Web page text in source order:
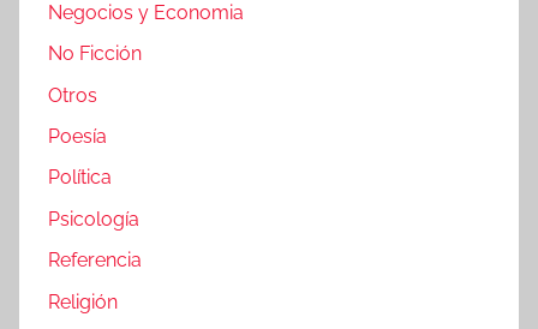
Negocios y Economia
No Ficción
Otros
Poesía
Política
Psicología
Referencia
Religión